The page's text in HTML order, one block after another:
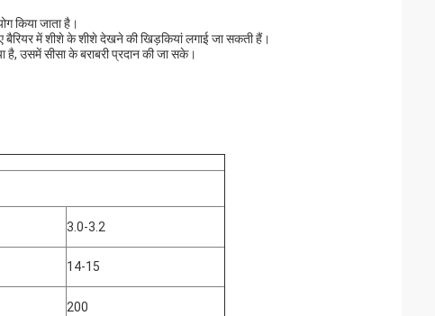
किया जाता है।
बैरियर में शीशे के शीशे देखने की खिड़कियां लगाई जा सकती हैं।
है, उसमें सीसा के बराबरी प्रदान की जा सके।
3.0-3.2
14-15
200